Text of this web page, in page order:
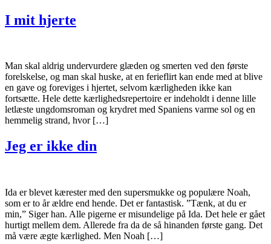
I mit hjerte
Man skal aldrig undervurdere glæden og smerten ved den første
forelskelse, og man skal huske, at en ferieflirt kan ende med at blive
en gave og foreviges i hjertet, selvom kærligheden ikke kan
fortsætte. Hele dette kærlighedsrepertoire er indeholdt i denne lille
letlæste ungdomsroman og krydret med Spaniens varme sol og en
hemmelig strand, hvor […]
Jeg er ikke din
Ida er blevet kærester med den supersmukke og populære Noah,
som er to år ældre end hende. Det er fantastisk. ”Tænk, at du er
min,” Siger han. Alle pigerne er misundelige på Ida. Det hele er gået
hurtigt mellem dem. Allerede fra da de så hinanden første gang. Det
må være ægte kærlighed. Men Noah […]